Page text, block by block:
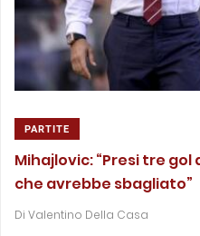
PARTITE
Mihajlovic: “Presi tre
che avrebbe sbagliato”
Di Valentino Della Casa